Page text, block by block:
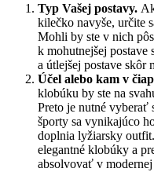
Typ Vašej postavy.
kilečko navyše, určite
Mohli by ste v nich
k mohutnejšej postave
a útlejšej postave skôr
Účel alebo kam v
klobúku by ste na
Preto je nutné vyberať
športy sa vynikajúco
doplnia lyžiarsky
elegantné klobúky a
absolvovať v